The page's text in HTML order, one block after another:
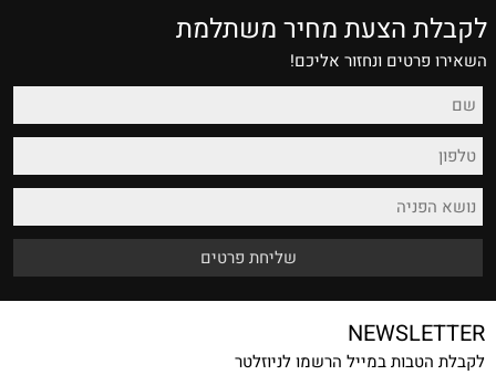
לקבלת הצעת מחיר משתלמת
השאירו פרטים ונחזור אליכם!
NEWSLETTER
לקבלת הטבות במייל הרשמו לניוזלטר